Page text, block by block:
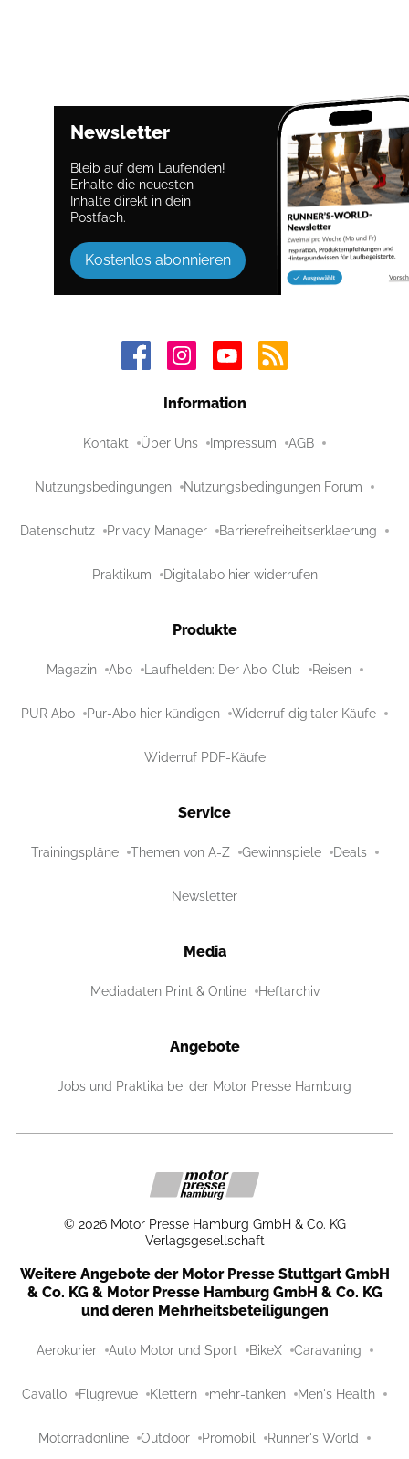
Newsletter
Bleib auf dem Laufenden!
Erhalte die neuesten
Inhalte direkt in dein
Postfach.
Kostenlos abonnieren
Information
Kontakt Über Uns Impressum AGB
Nutzungsbedingungen Nutzungsbedingungen Forum
Datenschutz Privacy Manager Barrierefreiheitserklaerung
Praktikum Digitalabo hier widerrufen
Produkte
Magazin Abo Laufhelden: Der Abo-Club Reisen
PUR Abo Pur-Abo hier kündigen Widerruf digitaler Käufe
Widerruf PDF-Käufe
Service
Trainingspläne Themen von A-Z Gewinnspiele Deals
Newsletter
Media
Mediadaten Print & Online Heftarchiv
Angebote
Jobs und Praktika bei der Motor Presse Hamburg
© 2026 Motor Presse Hamburg GmbH & Co. KG
Verlagsgesellschaft
Weitere Angebote der Motor Presse Stuttgart GmbH
& Co. KG & Motor Presse Hamburg GmbH & Co. KG
und deren Mehrheitsbeteiligungen
Aerokurier Auto Motor und Sport BikeX Caravaning
Cavallo Flugrevue Klettern mehr-tanken Men's Health
Motorradonline Outdoor Promobil Runner's World